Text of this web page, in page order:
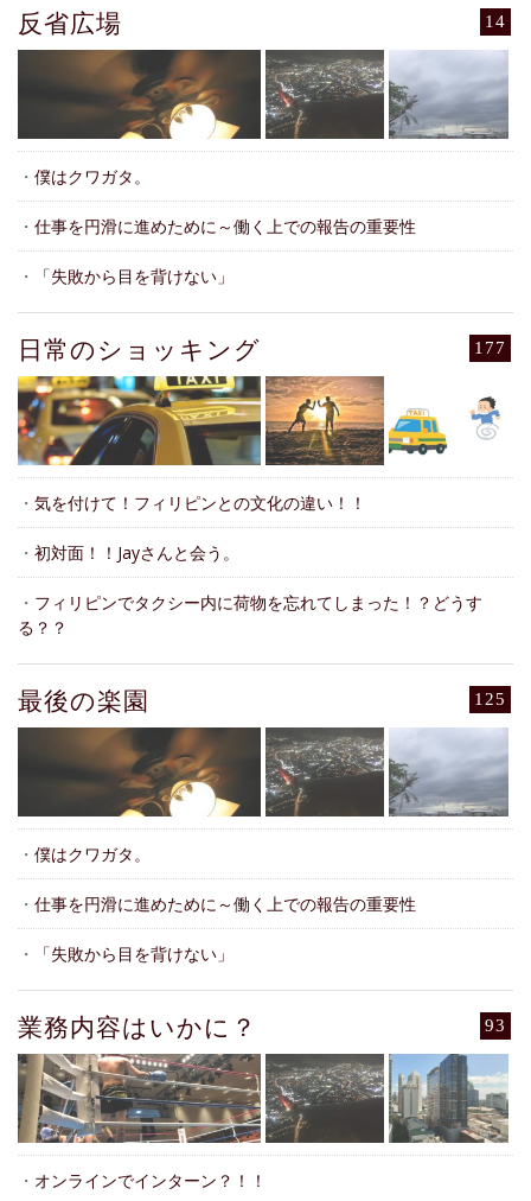
14
反省広場
・ 僕はクワガタ。
・ 仕事を円滑に進めために～働く上での報告の重要性
・ 「失敗から目を背けない」
177
日常のショッキング
・ 気を付けて！フィリピンとの文化の違い！！
・ 初対面！！Jayさんと会う。
・ フィリピンでタクシー内に荷物を忘れてしまった！？どうす
る？？
125
最後の楽園
・ 僕はクワガタ。
・ 仕事を円滑に進めために～働く上での報告の重要性
・ 「失敗から目を背けない」
93
業務内容はいかに？
・ オンラインでインターン？！！